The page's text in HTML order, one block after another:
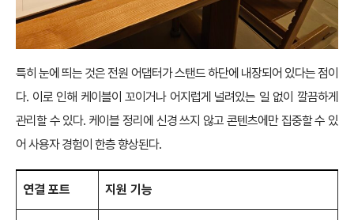
특히 눈에 띄는 것은 전원 어댑터가 스탠드 하단에 내장되어 있다는 점이
다. 이로 인해 케이블이 꼬이거나 어지럽게 널려있는 일 없이 깔끔하게
관리할 수 있다. 케이블 정리에 신경 쓰지 않고 콘텐츠에만 집중할 수 있
어 사용자 경험이 한층 향상된다.
연결 포트 지원 기능